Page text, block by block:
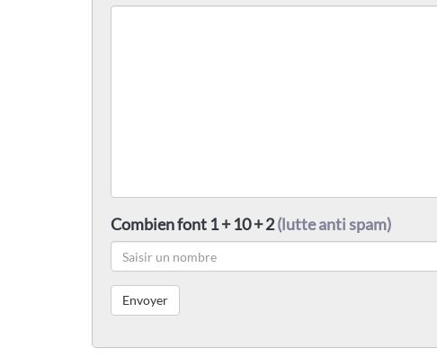
Combien font 1 + 10 + 2(lutte anti spam)